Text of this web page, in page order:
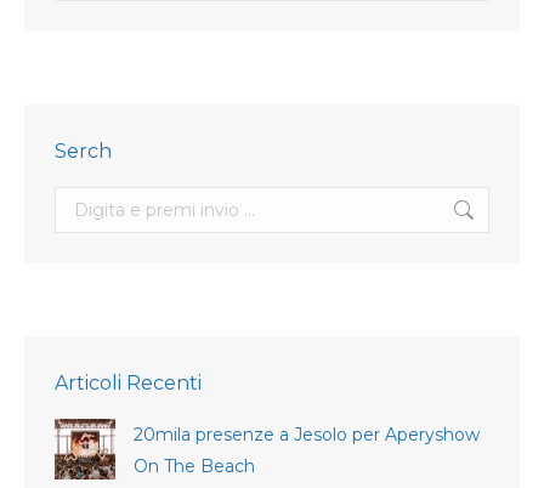
Serch
Search:
Articoli Recenti
20mila presenze a Jesolo per Aperyshow
On The Beach